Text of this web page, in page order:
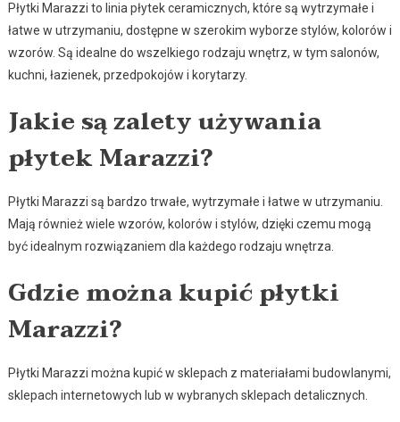
Płytki Marazzi to linia płytek ceramicznych, które są wytrzymałe i
łatwe w utrzymaniu, dostępne w szerokim wyborze stylów, kolorów i
wzorów. Są idealne do wszelkiego rodzaju wnętrz, w tym salonów,
kuchni, łazienek, przedpokojów i korytarzy.
Jakie są zalety używania
płytek Marazzi?
Płytki Marazzi są bardzo trwałe, wytrzymałe i łatwe w utrzymaniu.
Mają również wiele wzorów, kolorów i stylów, dzięki czemu mogą
być idealnym rozwiązaniem dla każdego rodzaju wnętrza.
Gdzie można kupić płytki
Marazzi?
Płytki Marazzi można kupić w sklepach z materiałami budowlanymi,
sklepach internetowych lub w wybranych sklepach detalicznych.